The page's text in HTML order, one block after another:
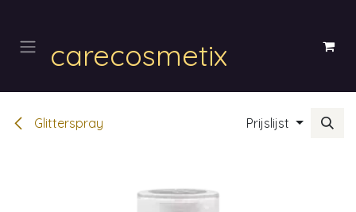
carecosmetix
Glitterspray Prijslijst